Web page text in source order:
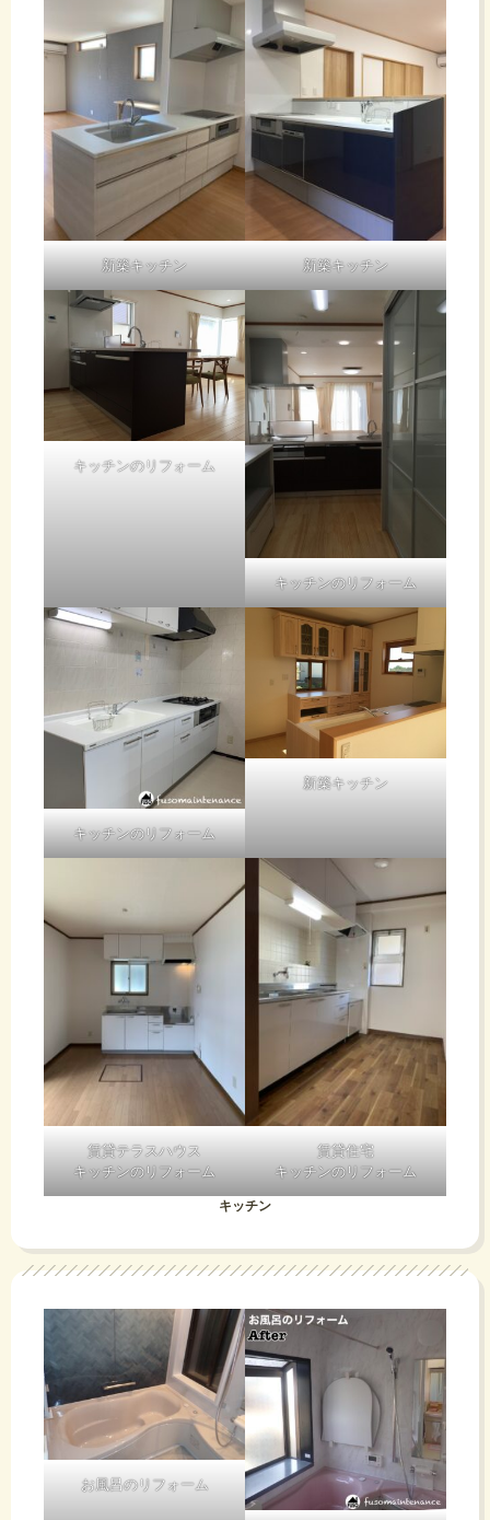
新築キッチン 新築キッチン
キッチンのリフォーム
キッチンのリフォーム
キッチンのリフォーム
新築キッチン
賃貸テラスハウス
キッチンのリフォーム
賃貸住宅
キッチンのリフォーム
キッチン
お風呂のリフォーム